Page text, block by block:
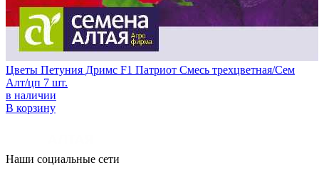
Цветы Петуния Дримс F1 Патриот Смесь трехцветная/Сем
Алт/цп 7 шт.
в наличии
В корзину
Наши социальные сети